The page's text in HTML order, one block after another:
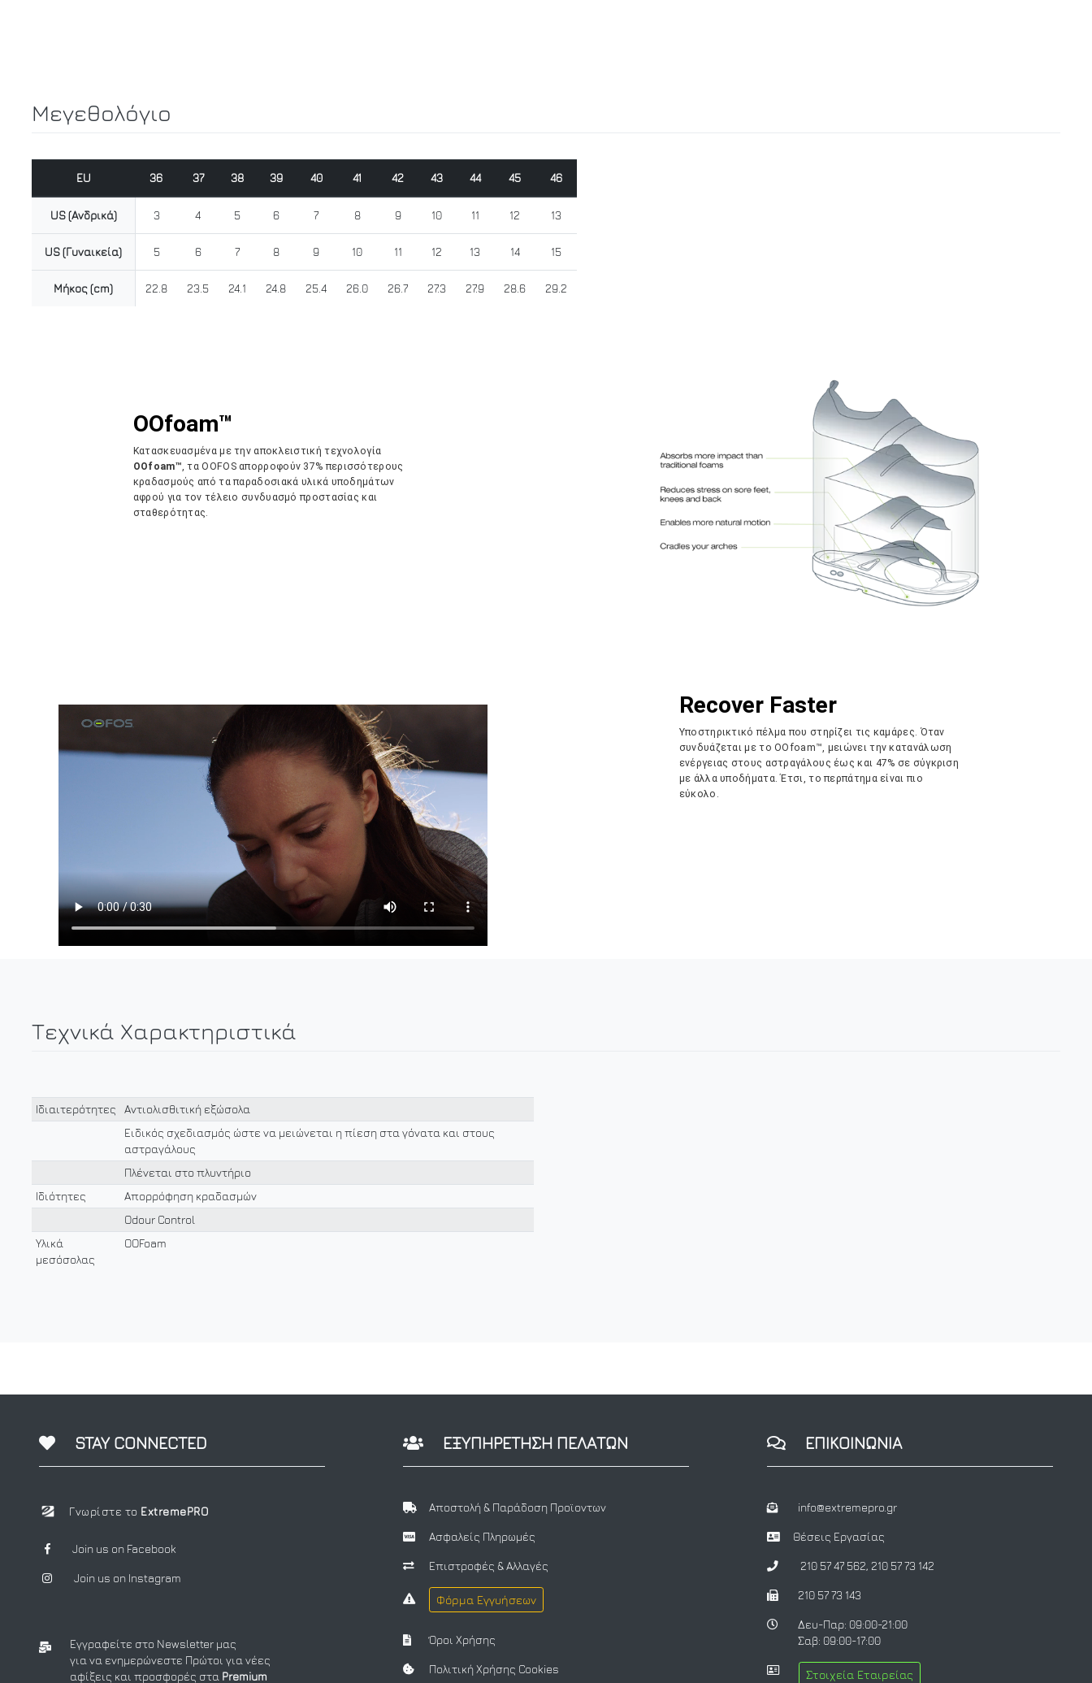
Μεγεθολόγιο
EU 36 37 38 39 40 41 42 43 44 45 46
US (Ανδρικά) 3 4 5 6 7 8 9 10 11 12 13
US (Γυναικεία) 5 6 7 8 9 10 11 12 13 14 15
Μήκος (cm) 22.8 23.5 24.1 24.8 25.4 26.0 26.7 27.3 27.9 28.6 29.2
OOfoam™
Κατασκευασμένα με την αποκλειστική τεχνολογία
OOfoam™, τα OOFOS απορροφούν 37% περισσότερους
κραδασμούς από τα παραδοσιακά υλικά υποδημάτων
αφρού για τον τέλειο συνδυασμό προστασίας και
σταθερότητας.
Recover Faster
Υποστηρικτικό πέλμα που στηρίζει τις καμάρες. Όταν
συνδυάζεται με το OOfoam™, μειώνει την κατανάλωση
ενέργειας στους αστραγάλους έως και 47% σε σύγκριση
με άλλα υποδήματα. Έτσι, το περπάτημα είναι πιο
εύκολο.
Τεχνικά Χαρακτηριστικά
Ιδιαιτερότητες
Αντιολισθιτική εξώσολα
Ειδικός σχεδιασμός ώστε να μειώνεται η πίεση στα γόνατα και στους
αστραγάλους
Πλένεται στο πλυντήριο
Ιδιότητες
Απορρόφηση κραδασμών
Odour Control
Υλικά
μεσόσολας
OOFoam
STAY CONNECTED
Γνωρίστε το ExtremePRO
Join us on Facebook
Join us on Instagram
Εγγραφείτε στο Newsletter μας
για να ενημερώνεστε Πρώτοι για νέες
αφίξεις και προσφορές στα Premium
ΕΞΥΠΗΡΕΤΗΣΗ ΠΕΛΑΤΩΝ
Αποστολή & Παράδοση Προϊοντων
Ασφαλείς Πληρωμές
Επιστροφές & Αλλαγές
Φόρμα Εγγυήσεων
Όροι Χρήσης
Πολιτική Χρήσης Cookies
ΕΠΙΚΟΙΝΩΝΙΑ
info@extremepro.gr
Θέσεις Εργασίας
210 57 47 562, 210 57 73 142
210 57 73 143
Δευ-Παρ: 09:00-21:00
Σαβ: 09:00-17:00
Στοιχεία Εταιρείας